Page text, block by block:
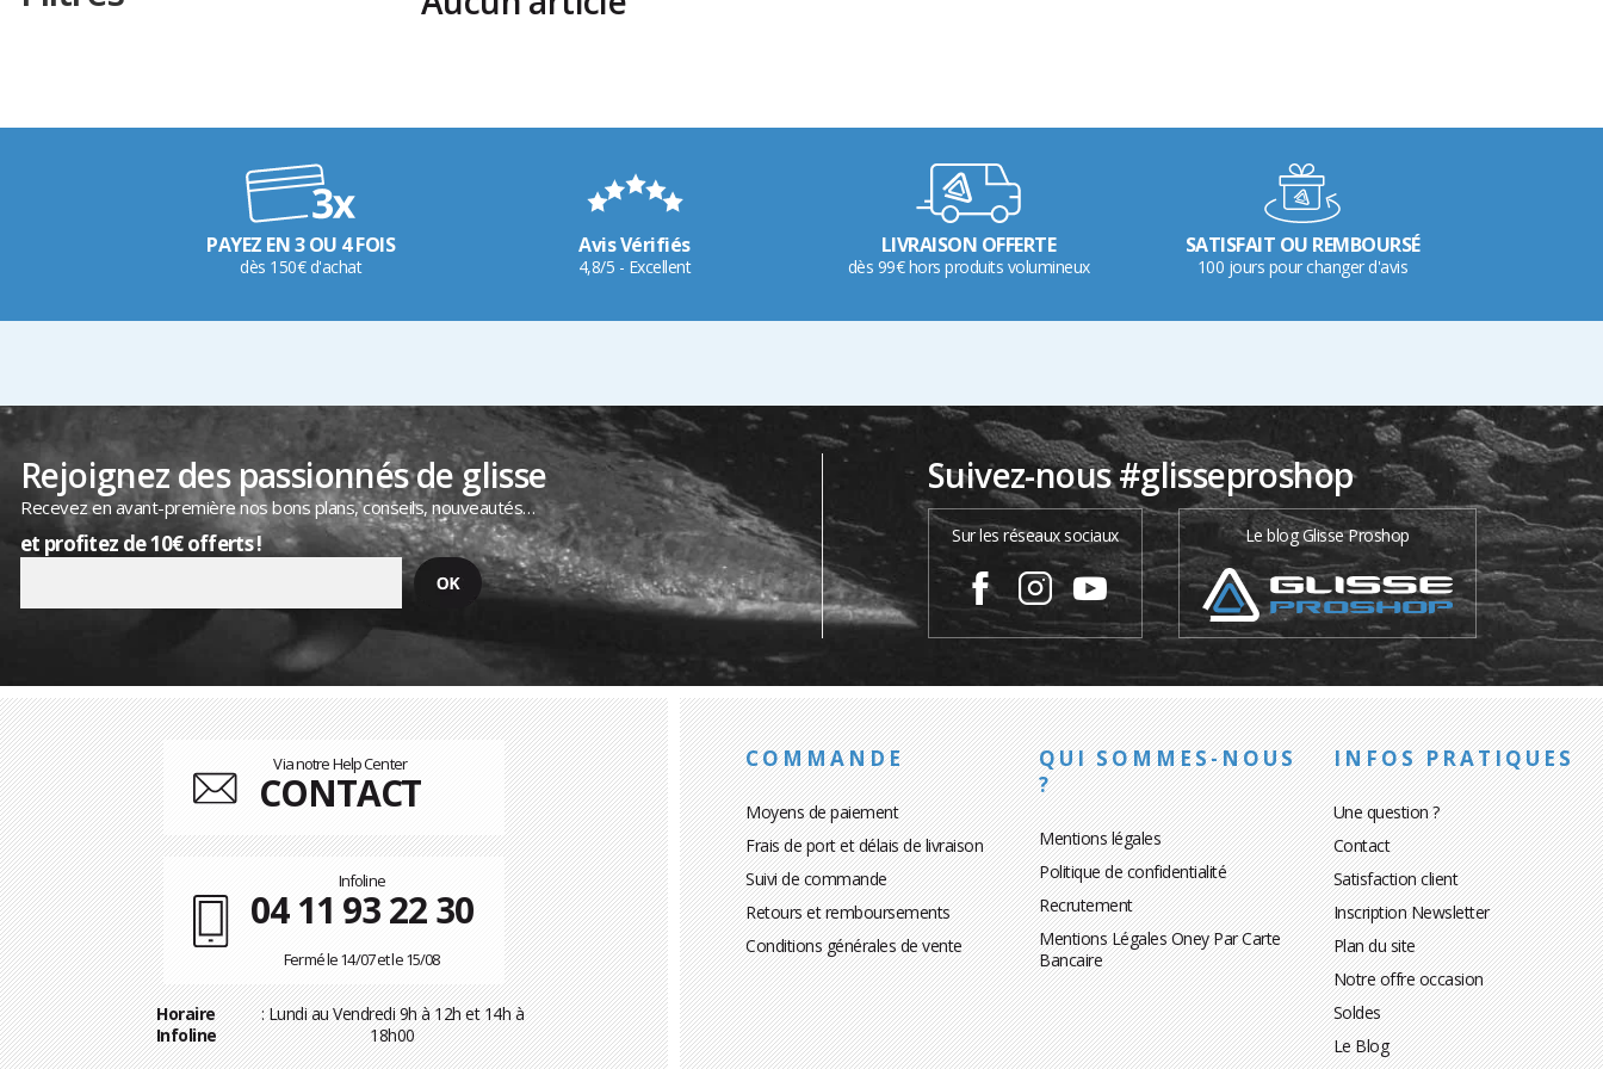
PAYEZ EN 3 OU 4 FOIS
dès 150€ d'achat
Avis Vérifiés
4,8/5 - Excellent
LIVRAISON OFFERTE
dès 99€ hors produits volumineux
SATISFAIT OU REMBOURSÉ
100 jours pour changer d'avis
Rejoignez des passionnés de glisse
Recevez en avant-première nos bons plans, conseils, nouveautés…
et profitez de 10€ offerts !
Suivez-nous #glisseproshop
Sur les réseaux sociaux Le blog Glisse Proshop
Via notre Help Center
CONTACT
Infoline
04 11 93 22 30
Fermé le 14/07 et le 15/08
Horaire
Infoline
: Lundi au Vendredi 9h à 12h et 14h à
18h00
COMMANDE
Moyens de paiement
Frais de port et délais de livraison
Suivi de commande
Retours et remboursements
Conditions générales de vente
QUI SOMMES-NOUS
?
Mentions légales
Politique de confidentialité
Recrutement
Mentions Légales Oney Par Carte
Bancaire
INFOS PRATIQUES
Une question ?
Contact
Satisfaction client
Inscription Newsletter
Plan du site
Notre offre occasion
Soldes
Le Blog